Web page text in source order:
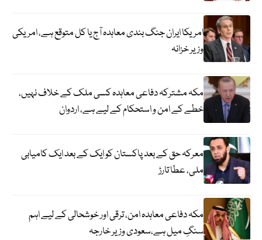
امریکا ایران جنگ بندی معاہدہ آج یا کل متوقع ہے، امریکی
وزیر خزانہ
مکہ مشترکہ دفاعی معاہدہ کسی ملک کے خلاف نہیں،
خطے کے امن و استحکام کے لیے ہے، اردوان
معرکہ حق کے بعد پاکستان کو ایک کے بعد ایک کامیابی
ملی، عطا تارڑ
مکہ دفاعی معاہدہ امن، ترقی اور خوشحالی کے لیے اہم
سنگِ میل ہے،سعودی وزیر خارجہ